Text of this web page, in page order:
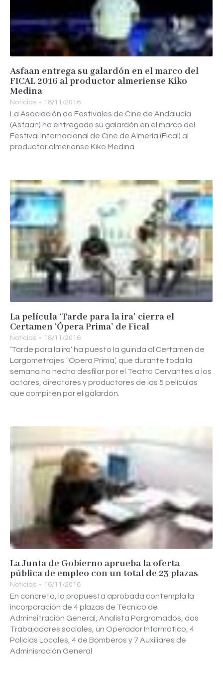
Asfaan entrega su galardón en el marco del
FICAL 2016 al productor almeriense Kiko
Medina
Noticias 18/11/2016
La Asociación de Festivales de Cine de Andalucía
(Asfaan) ha entregado su galardón en el marco del
Festival Internacional de Cine de Almería (Fical) al
productor almeriense Kiko Medina.
La película ‘Tarde para la ira’ cierra el
Certamen ‘Ópera Prima’ de Fical
Noticias 18/11/2016
‘Tarde para la ira’ ha puesto la guinda al Certamen de
Largometrajes ´Ópera Prima’, que durante toda la
semana ha hecho desfilar por el Teatro Cervantes a los
actores, directores y productores de las 5 películas
que compiten por el galardón.
La Junta de Gobierno aprueba la oferta
pública de empleo con un total de 23 plazas
Noticias 16/11/2016
En concreto, la propuesta aprobada contempla la
incorporación de 4 plazas de Técnico de
Adminsitración General, Analista Porgramados, dos
Trabajadores sociales, un Operador Informático, 4
Policías Locales, 4 de Bomberos y 7 Auxiliares de
Adminisración General